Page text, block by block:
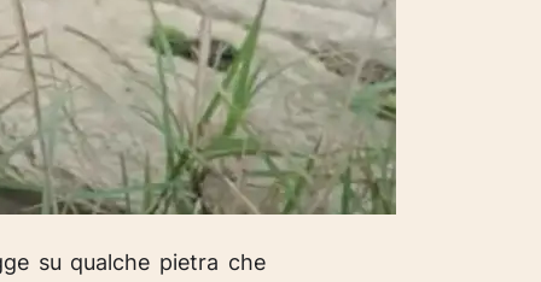
su qualche pietra che